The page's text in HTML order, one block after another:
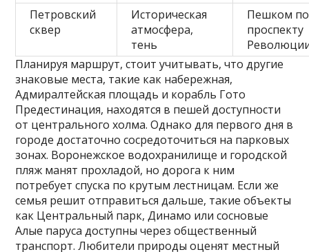
Петровский
сквер
Историческая
атмосфера,
тень
Пешком по
проспекту
Планируя маршрут, стоит учитывать, что другие
знаковые места, такие как набережная,
Адмиралтейская площадь и корабль Гото
Предестинация, находятся в пешей доступности
от центрального холма. Однако для первого дня в
городе достаточно сосредоточиться на парковых
зонах. Воронежское водохранилище и городской
пляж манят прохладой, но дорога к ним
потребует спуска по крутым лестницам. Если же
семья решит отправиться дальше, такие объекты
как Центральный парк, Динамо или сосновые
Алые паруса доступны через общественный
транспорт. Любители природы оценят местный